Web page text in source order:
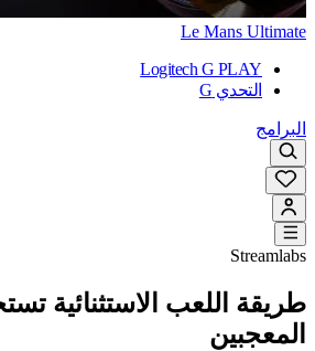
Le Mans Ultimate
Logitech G PLAY
التحدي G
البرامج
Streamlabs
طريقة اللعب الاستثنائية
المعجبين